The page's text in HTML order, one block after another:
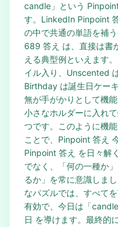
candle」という
す。LinkedIn Pinpoint
の中で共通の単語を補
689 答え は、直接は書
える典型例といえます
イル入り、Unscented
Birthday は誕生日ケー
無が手がかりとして機
小さなホルダーに入れ
つです。このように機
ことで、Pinpoint 答え
Pinpoint 答え を日々解
でなく、「何の一種か
るか」を常に意識しま
なパズルでは、すべて
有効で、今日は「
日 を導けます。最終的